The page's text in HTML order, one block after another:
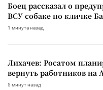
Боец рассказал о
ВСУ собаке по кличке
1 минута назад
Лихачев: Росатом
вернуть работников на
5 минут назад